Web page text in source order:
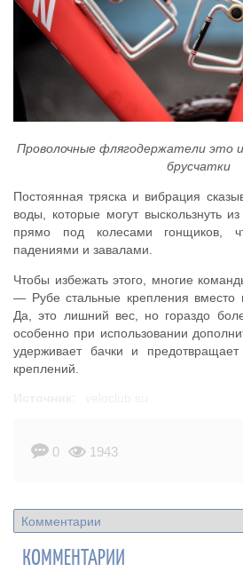
Проволочные флягодержатели это
брусчатки
Постоянная тряска и вибрация
воды, которые могут выскользнуть
прямо под колесами гонщиков,
падениями и завалами.
Чтобы избежать этого, многие
— Рубе стальные крепления вместо
Да, это лишний вес, но гораздо
особенно при использовании
удерживает бачки и
креплений.
0 1943
КОММЕНТАРИИ